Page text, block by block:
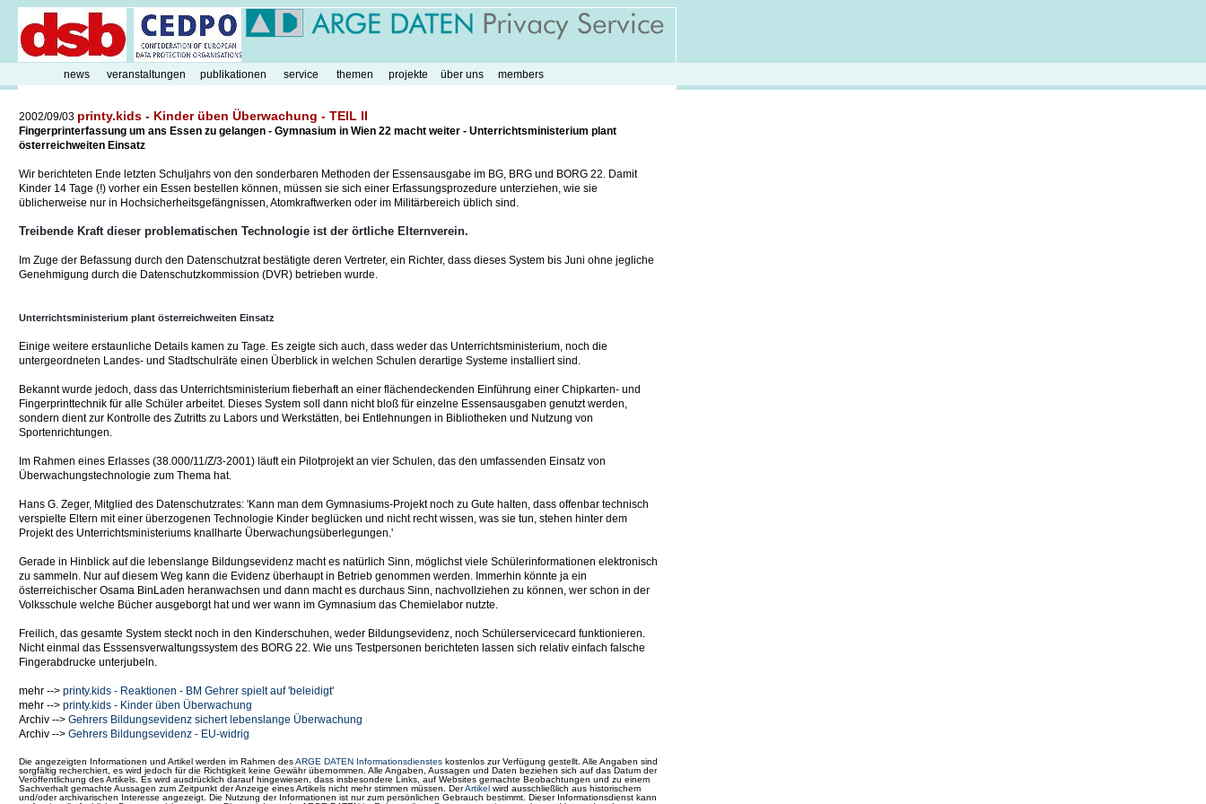
2002/09/03 printy.kids - Kinder üben Überwachung - TEIL II
Fingerprinterfassung um ans Essen zu gelangen - Gymnasium in Wien 22 macht weiter - Unterrichtsministerium plant
österreichweiten Einsatz
Wir berichteten Ende letzten Schuljahrs von den sonderbaren Methoden der Essensausgabe im BG, BRG und BORG 22. Damit
Kinder 14 Tage (!) vorher ein Essen bestellen können, müssen sie sich einer Erfassungsprozedure unterziehen, wie sie
üblicherweise nur in Hochsicherheitsgefängnissen, Atomkraftwerken oder im Militärbereich üblich sind.
Treibende Kraft dieser problematischen Technologie ist der örtliche Elternverein.
Im Zuge der Befassung durch den Datenschutzrat bestätigte deren Vertreter, ein Richter, dass dieses System bis Juni ohne jegliche
Genehmigung durch die Datenschutzkommission (DVR) betrieben wurde.
Unterrichtsministerium plant österreichweiten Einsatz
Einige weitere erstaunliche Details kamen zu Tage. Es zeigte sich auch, dass weder das Unterrichtsministerium, noch die
untergeordneten Landes- und Stadtschulräte einen Überblick in welchen Schulen derartige Systeme installiert sind.
Bekannt wurde jedoch, dass das Unterrichtsministerium fieberhaft an einer flächendeckenden Einführung einer Chipkarten- und
Fingerprinttechnik für alle Schüler arbeitet. Dieses System soll dann nicht bloß für einzelne Essensausgaben genutzt werden,
sondern dient zur Kontrolle des Zutritts zu Labors und Werkstätten, bei Entlehnungen in Bibliotheken und Nutzung von
Sportenrichtungen.
Im Rahmen eines Erlasses (38.000/11/Z/3-2001) läuft ein Pilotprojekt an vier Schulen, das den umfassenden Einsatz von
Überwachungstechnologie zum Thema hat.
Hans G. Zeger, Mitglied des Datenschutzrates: 'Kann man dem Gymnasiums-Projekt noch zu Gute halten, dass offenbar technisch
verspielte Eltern mit einer überzogenen Technologie Kinder beglücken und nicht recht wissen, was sie tun, stehen hinter dem
Projekt des Unterrichtsministeriums knallharte Überwachungsüberlegungen.'
Gerade in Hinblick auf die lebenslange Bildungsevidenz macht es natürlich Sinn, möglichst viele Schülerinformationen elektronisch
zu sammeln. Nur auf diesem Weg kann die Evidenz überhaupt in Betrieb genommen werden. Immerhin könnte ja ein
österreichischer Osama BinLaden heranwachsen und dann macht es durchaus Sinn, nachvollziehen zu können, wer schon in der
Volksschule welche Bücher ausgeborgt hat und wer wann im Gymnasium das Chemielabor nutzte.
Freilich, das gesamte System steckt noch in den Kinderschuhen, weder Bildungsevidenz, noch Schülerservicecard funktionieren.
Nicht einmal das Esssensverwaltungssystem des BORG 22. Wie uns Testpersonen berichteten lassen sich relativ einfach falsche
Fingerabdrucke unterjubeln.
mehr --> printy.kids - Reaktionen - BM Gehrer spielt auf 'beleidigt'
mehr --> printy.kids - Kinder üben Überwachung
Archiv --> Gehrers Bildungsevidenz sichert lebenslange Überwachung
Archiv --> Gehrers Bildungsevidenz - EU-widrig
Die angezeigten Informationen und Artikel werden im Rahmen desARGE DATEN Informationsdienstes kostenlos zur Verfügung gestellt. Alle Angaben sind
sorgfältig recherchiert, es wird jedoch für die Richtigkeit keine Gewähr übernommen. Alle Angaben, Aussagen und Daten beziehen sich auf das Datum der
Veröffentlichung des Artikels. Es wird ausdrücklich darauf hingewiesen, dass insbesondere Links, auf Websites gemachte Beobachtungen und zu einem
Sachverhalt gemachte Aussagen zum Zeitpunkt der Anzeige eines Artikels nicht mehr stimmen müssen. DerArtikel wird ausschließlich aus historischem
und/oder archivarischen Interesse angezeigt. Die Nutzung der Informationen ist nur zum persönlichen Gebrauch bestimmt. Dieser Informationsdienst kann
news veranstaltungen publikationen service themen projekte über uns members